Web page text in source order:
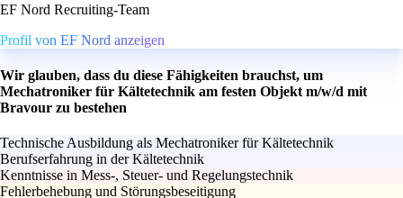
EF Nord Recruiting-Team
Profil von EF Nord anzeigen
Wir glauben, dass du diese Fähigkeiten brauchst, um
Mechatroniker für Kältetechnik am festen Objekt m/w/d mit
Bravour zu bestehen
Technische Ausbildung als Mechatroniker für Kältetechnik
Berufserfahrung in der Kältetechnik
Kenntnisse in Mess-, Steuer- und Regelungstechnik
Fehlerbehebung und Störungsbeseitigung